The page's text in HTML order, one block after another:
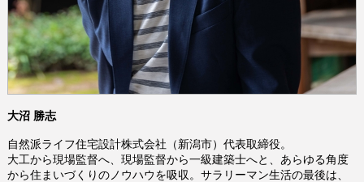
大沼 勝志
自然派ライフ住宅設計株式会社（新潟市）代表取締役。
大工から現場監督へ、現場監督から一級建築士へと、あらゆる角度
から住まいづくりのノウハウを吸収。サラリーマン生活の最後は、